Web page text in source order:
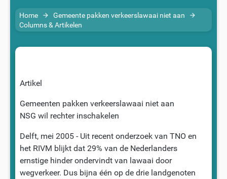
Home arrow_forward Gemeente pakken verkeerslawaai niet aan arrow_forward
Columns & Artikelen
Artikel
Gemeenten pakken verkeerslawaai niet aan
NSG wil rechter inschakelen
Delft, mei 2005 - Uit recent onderzoek van TNO en
het RIVM blijkt dat 29% van de Nederlanders
ernstige hinder ondervindt van lawaai door
wegverkeer. Dus bijna één op de drie landgenoten